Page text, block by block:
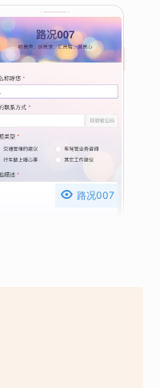
 路况007